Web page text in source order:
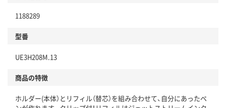
1188289
型番
UE3H208M.13
商品の特徴
ホルダー(本体）とリフィル（替芯）を組み合わせて、自分にあったペ